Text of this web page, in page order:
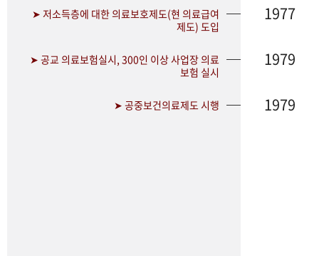
➤ 저소득층에 대한 의료보호제도(현 의료급여
제도) 도입
1977
➤ 공교 의료보험실시, 300인 이상 사업장 의료
보험 실시
1979
➤ 공중보건의료제도 시행 1979